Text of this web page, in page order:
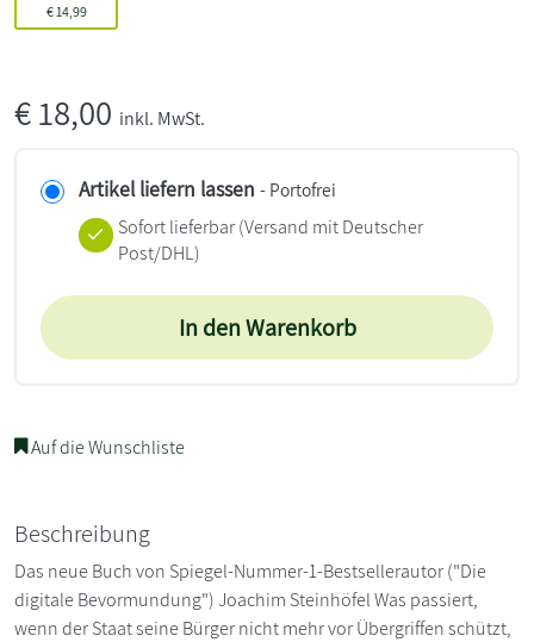
€14,99
€18,00 inkl. MwSt.
Artikel liefern lassen - Portofrei
Sofort lieferbar(Versand mit Deutscher
Post/DHL)
In den Warenkorb
Auf die Wunschliste
Beschreibung
Das neue Buch von Spiegel-Nummer-1-Bestsellerautor ("Die
digitale Bevormundung") Joachim Steinhöfel Was passiert,
wenn der Staat seine Bürger nicht mehr vor Übergriffen schützt,